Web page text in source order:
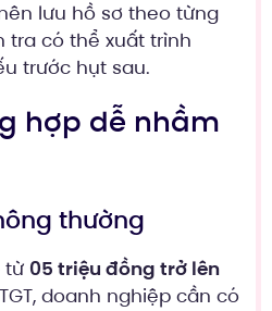
lưu hồ sơ theo từng
tra có thể xuất trình
trước hụt sau.
hợp dễ nhầm
thường
từ 05 triệu đồng trở lên
doanh nghiệp cần có